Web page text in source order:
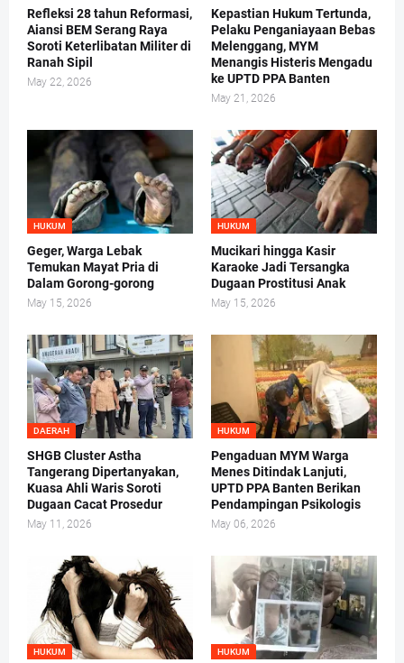
Refleksi 28 tahun Reformasi,
Aiansi BEM Serang Raya
Soroti Keterlibatan Militer di
Ranah Sipil
May 22, 2026
Kepastian Hukum Tertunda,
Pelaku Penganiayaan Bebas
Melenggang, MYM
Menangis Histeris Mengadu
ke UPTD PPA Banten
May 21, 2026
HUKUM
Geger, Warga Lebak
Temukan Mayat Pria di
Dalam Gorong-gorong
May 15, 2026
HUKUM
Mucikari hingga Kasir
Karaoke Jadi Tersangka
Dugaan Prostitusi Anak
May 15, 2026
DAERAH
SHGB Cluster Astha
Tangerang Dipertanyakan,
Kuasa Ahli Waris Soroti
Dugaan Cacat Prosedur
May 11, 2026
HUKUM
Pengaduan MYM Warga
Menes Ditindak Lanjuti,
UPTD PPA Banten Berikan
Pendampingan Psikologis
May 06, 2026
HUKUM HUKUM